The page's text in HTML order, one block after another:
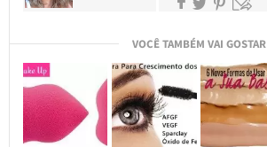
VOCÊ TAMBÉM VAI GOSTAR